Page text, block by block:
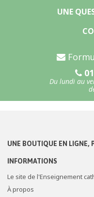
UNE
Du lundi au
UNE BOUTIQUE EN LIGNE,
INFORMATIONS
Le site de l'Enseignement
À propos